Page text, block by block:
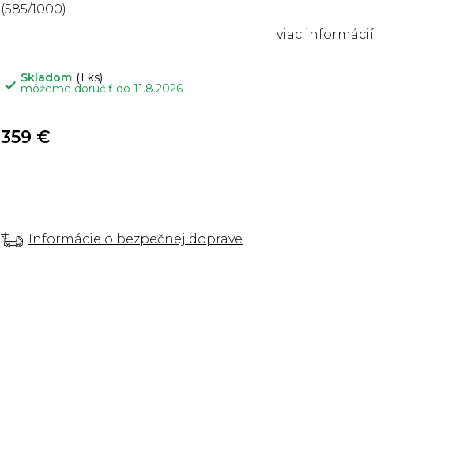
Skladom (1 ks)
môžeme doručiť do 11.8.2026
(585/1000).
Informácie o bezpečnej doprave
359 €